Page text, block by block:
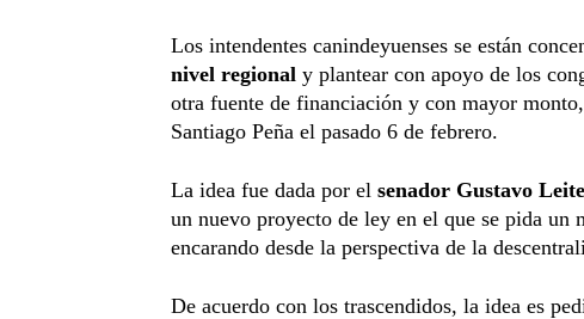
Los intendentes canindeyuenses se están
nivel regional y plantear con apoyo de los
otra fuente de financiación y con mayor
Santiago Peña el pasado 6 de febrero.
La idea fue dada por el senador Gustavo Leite
un nuevo proyecto de ley en el que se pida un
encarando desde la perspectiva de la
De acuerdo con los trascendidos, la idea es